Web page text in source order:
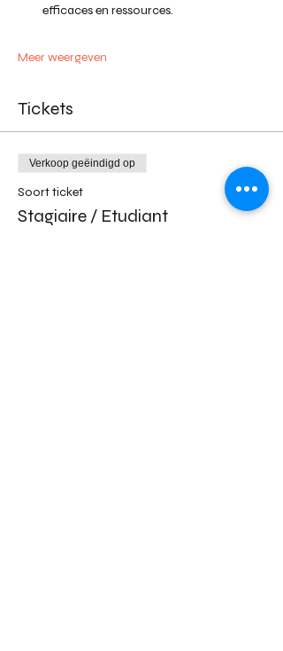
efficaces en ressources.
Meer weergeven
Tickets
Verkoop geëindigd op
Soort ticket
Stagiaire / Etudiant